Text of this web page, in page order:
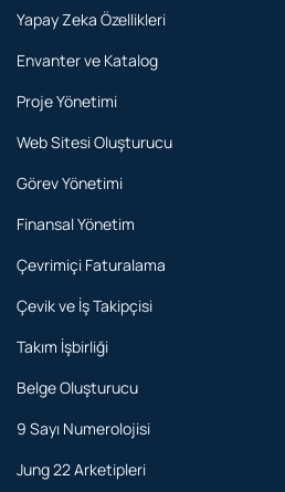
Yapay Zeka Özellikleri
Envanter ve Katalog
Proje Yönetimi
Web Sitesi Oluşturucu
Görev Yönetimi
Finansal Yönetim
Çevrimiçi Faturalama
Çevik ve İş Takipçisi
Takım İşbirliği
Belge Oluşturucu
9 Sayı Numerolojisi
Jung 22 Arketipleri